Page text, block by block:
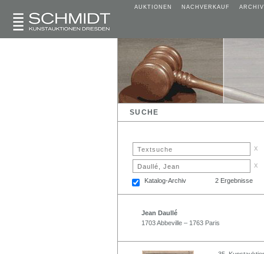
AUKTIONEN NACHVERKAUF ARCHIV
SUCHE
x
x
Katalog-Archiv 2 Ergebnisse
Jean Daullé
1703 Abbeville – 1763 Paris